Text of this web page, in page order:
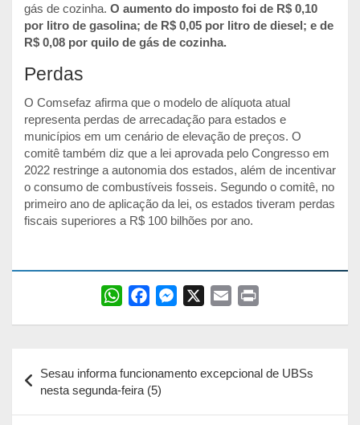
gás de cozinha. O aumento do imposto foi de R$ 0,10
por litro de gasolina; de R$ 0,05 por litro de diesel; e de
R$ 0,08 por quilo de gás de cozinha.
Perdas
O Comsefaz afirma que o modelo de alíquota atual
representa perdas de arrecadação para estados e
municípios em um cenário de elevação de preços. O
comitê também diz que a lei aprovada pelo Congresso em
2022 restringe a autonomia dos estados, além de incentivar
o consumo de combustíveis fosseis. Segundo o comitê, no
primeiro ano de aplicação da lei, os estados tiveram perdas
fiscais superiores a R$ 100 bilhões por ano.
W
s
b
o
e
l
t
de
Post
Sesau informa funcionamento excepcional de UBSs
nesta segunda-feira (5)